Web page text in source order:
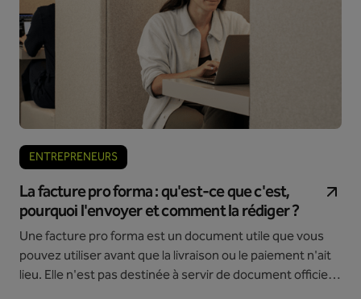
ENTREPRENEURS
La facture pro forma : qu'est-ce que c'est,
pourquoi l'envoyer et comment la rédiger ?
Une facture pro forma est un document utile que vous
pouvez utiliser avant que la livraison ou le paiement n'ait
lieu. Elle n'est pas destinée à servir de document officiel,